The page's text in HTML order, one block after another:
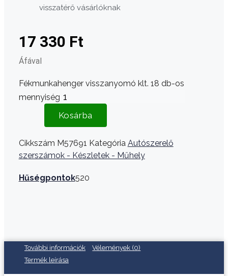
visszatérő vásárlóknak
17 330 Ft
Áfával
Fékmunkahenger visszanyomó klt. 18 db-os
mennyiség
Kosárba
Cikkszám M57691 Kategória Autószerelő
szerszámok - Készletek - Műhely
Hűségpontok520
További információk
Vélemények (0)
Termék leírása